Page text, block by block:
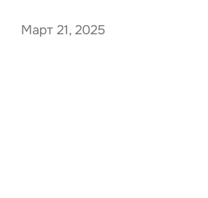
Март 21, 2025